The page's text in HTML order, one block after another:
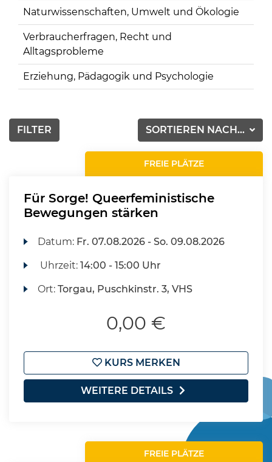
Naturwissenschaften, Umwelt und Ökologie
Verbraucherfragen, Recht und
Alltagsprobleme
Erziehung, Pädagogik und Psychologie
SORTIEREN NACH...
FILTER
FREIE PLÄTZE
Für Sorge! Queerfeministische
Bewegungen stärken
Datum: Fr. 07.08.2026 -So. 09.08.2026
Uhrzeit:14:00 - 15:00 Uhr
Ort:Torgau, Puschkinstr. 3, VHS
0,00 €
KURS MERKEN
WEITERE DETAILS
FREIE PLÄTZE